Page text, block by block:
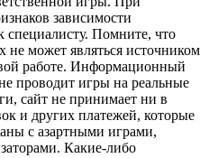
зависимости
специалисту. Помните, что
не может являться источником
работе. Информационный
проводит игры на реальные
сайт не принимает ни в
и других платежей, которые
с азартными играми,
Какие-либо